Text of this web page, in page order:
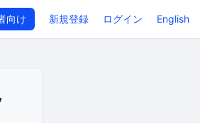
向け 新規登録 ログイン English